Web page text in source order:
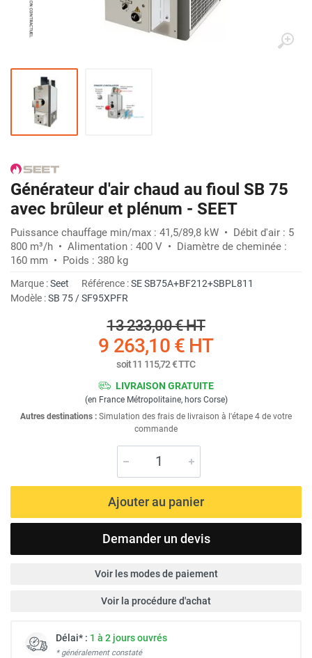
Générateur d'air chaud au fioul SB 75
avec brûleur et plénum - SEET
Puissance chauffage min/max : 41,5/89,8 kW • Débit d'air : 5
800 m³/h • Alimentation : 400 V • Diamètre de cheminée :
160 mm • Poids : 380 kg
Marque :Seet Référence :SE SB75A+BF212+SBPL811
Modèle :SB 75 / SF95XPFR
13 233,00 €HT
9 263,10 € HT
soit11 115,72 €TTC
LIVRAISON GRATUITE
(en France Métropolitaine, hors Corse)
Autres destinations : Simulation des frais de livraison à l'étape 4 de votre
commande
Ajouter au panier
Demander un devis
Voir les modes de paiement
Voir la procédure d'achat
Délai* : 1 à 2 jours ouvrés
* généralement constaté